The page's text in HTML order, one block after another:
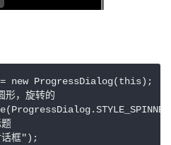
new ProgressDialog(this);
形，旋转的
框");